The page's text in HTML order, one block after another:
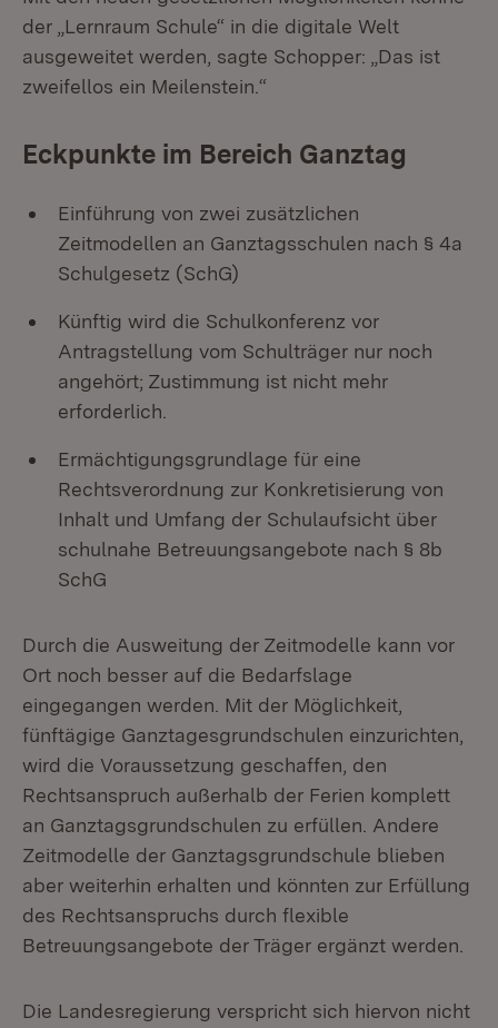
der „Lernraum Schule“ in die digitale Welt
ausgeweitet werden, sagte Schopper: „Das ist
zweifellos ein Meilenstein.“
Eckpunkte im Bereich Ganztag
Einführung von zwei zusätzlichen
Zeitmodellen an Ganztagsschulen nach § 4a
Schulgesetz (SchG)
Künftig wird die Schulkonferenz vor
Antragstellung vom Schulträger nur noch
angehört; Zustimmung ist nicht mehr
erforderlich.
Ermächtigungsgrundlage für eine
Rechtsverordnung zur Konkretisierung von
Inhalt und Umfang der Schulaufsicht über
schulnahe Betreuungsangebote nach § 8b
SchG
Durch die Ausweitung der Zeitmodelle kann vor
Ort noch besser auf die Bedarfslage
eingegangen werden. Mit der Möglichkeit,
fünftägige Ganztagesgrundschulen einzurichten,
wird die Voraussetzung geschaffen, den
Rechtsanspruch außerhalb der Ferien komplett
an Ganztagsgrundschulen zu erfüllen. Andere
Zeitmodelle der Ganztagsgrundschule blieben
aber weiterhin erhalten und könnten zur Erfüllung
des Rechtsanspruchs durch flexible
Betreuungsangebote der Träger ergänzt werden.
Die Landesregierung verspricht sich hiervon nicht